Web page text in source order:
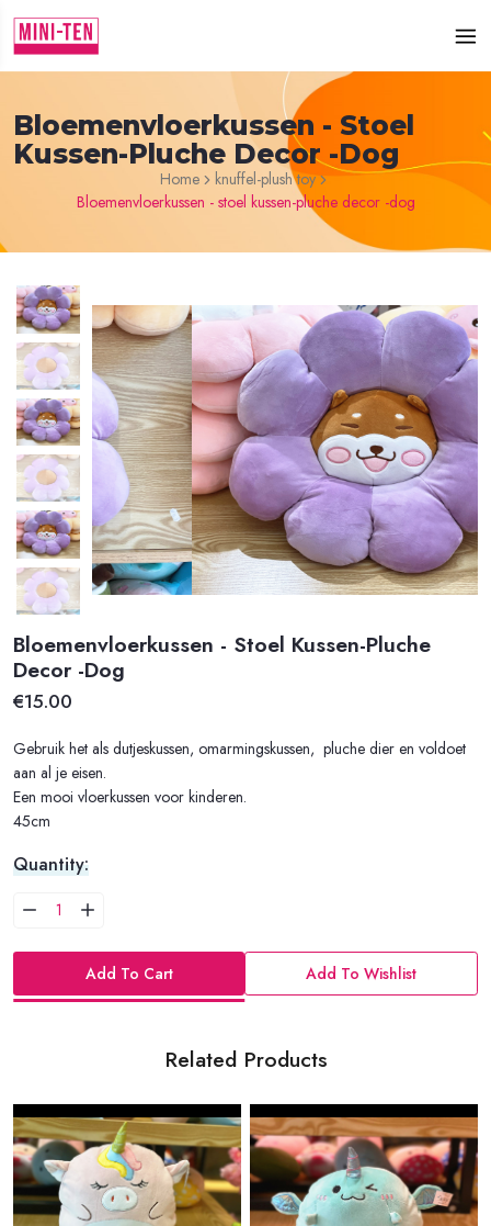
Bloemenvloerkussen - Stoel
Kussen-Pluche Decor -dog
Home
knuffel-plush toy
Bloemenvloerkussen - stoel kussen-pluche decor -dog
Bloemenvloerkussen - Stoel Kussen-Pluche
Decor -dog
€15.00
Gebruik het als dutjeskussen, omarmingskussen, pluche dier en voldoet
aan al je eisen.
Een mooi vloerkussen voor kinderen.
45cm
Quantity:
Add To Cart Add To Wishlist
Related Products